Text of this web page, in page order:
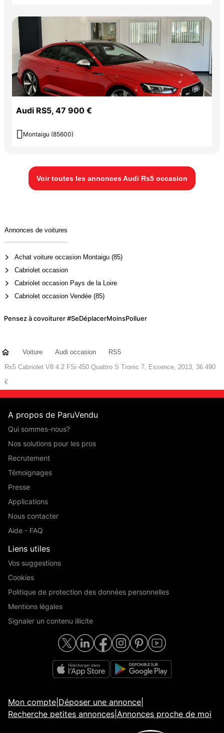
Audi RS5, 47 900 €
 Montaigu (85600)
Voir toutes les annonces Audi Rs5 occasion
Annonces de voitures
Achat voiture occasion Montaigu (85)
Cabriolet occasion
Cabriolet occasion Pays de la Loire
Cabriolet occasion Vendée (85)
Pensez à covoiturer #SeDéplacerMoinsPolluer
Voiture Audi occasion
RS5
Rs5 Cabriolet V8 4.2 FSi 450 Quattro S Tronic 7, Essence, 2013, 36 490
€
A propos de ParuVendu
Qui sommes-nous?
Nos solutions pour les pros
Recrutement
Témoignages
Presse
Applications
Nous contacter
Aide - FAQ
Liens utiles
Vos suggestions
Cookies
Politique de protection des données personnelles
Mentions légales
Signaler un contenu illicite
Mon compte Déposer une annonce
Recherche petites annonces Annonces proche de moi